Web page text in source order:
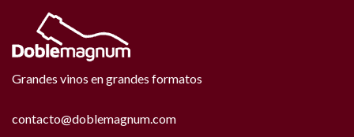
Grandes vinos en grandes formatos
contacto@doblemagnum.com